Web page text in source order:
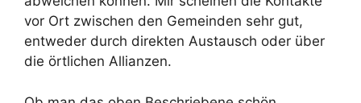
vor Ort zwischen den Gemeinden sehr gut,
entweder durch direkten Austausch oder über
die örtlichen Allianzen.